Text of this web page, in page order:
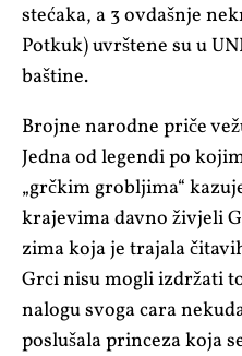
stećaka, a 3 ovdašnje
Potkuk) uvrštene su u
baštine.
Brojne narodne priče
Jedna od legendi po
„grčkim grobljima“
krajevima davno živjeli
zima koja je trajala
Grci nisu mogli izdržati
nalogu svoga cara
poslušala princeza koja